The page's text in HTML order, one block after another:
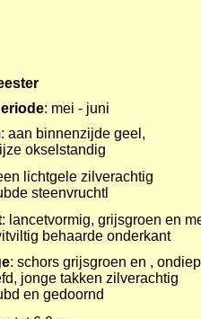
: mei - juni
: aan binnenzijde geel,
okselstandig
lichtgele zilverachtig
steenvruchtl
: lancetvormig, grijsgroen en
behaarde onderkant
: schors grijsgroen en , ondiep
jonge takken zilverachtig
en gedoornd